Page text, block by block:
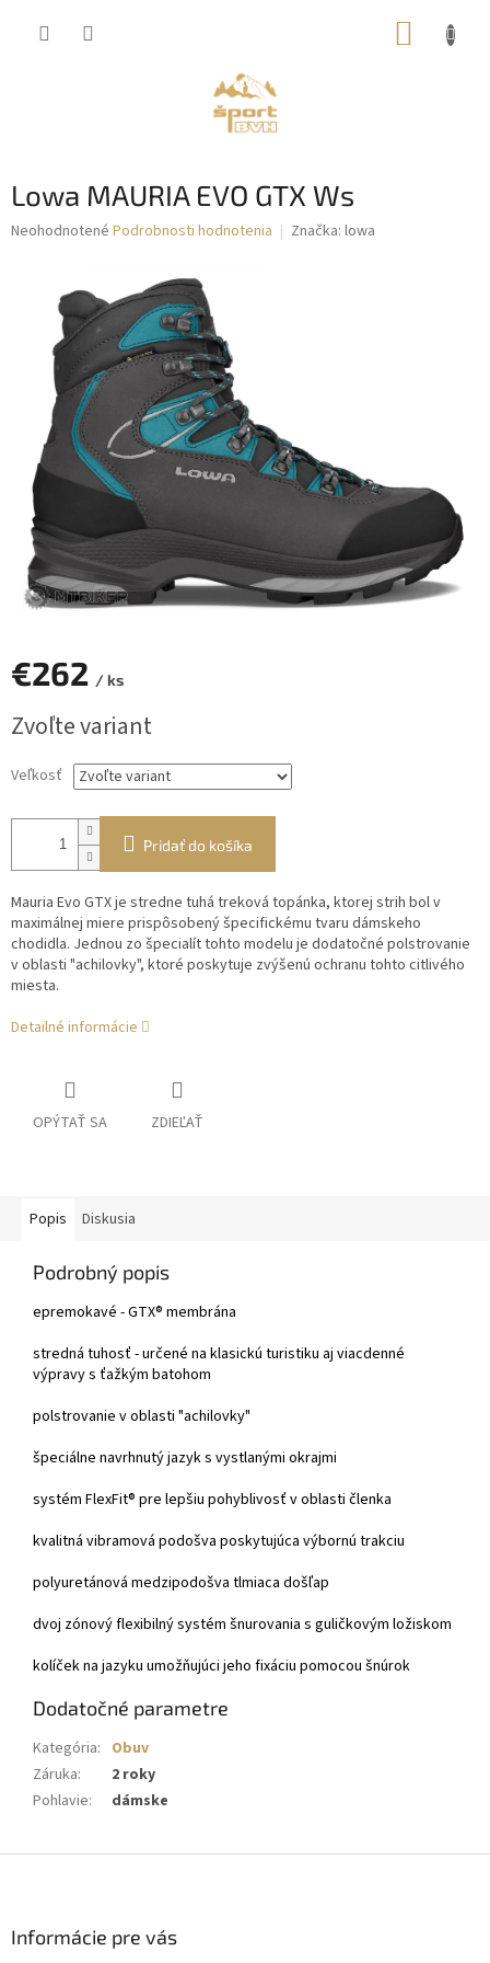
Lowa MAURIA EVO GTX Ws
Priemerné
hviezdičiek.
Neohodnotené Podrobnosti hodnotenia Značka: lowa
€262 / ks
cena:
Zvoľte variant
Veľkosť
Pridať do košíka
Mauria Evo GTX je stredne tuhá treková topánka, ktorej strih bol v
maximálnej miere prispôsobený špecifickému tvaru dámskeho
chodidla. Jednou zo špecialít tohto modelu je dodatočné polstrovanie
v oblasti "achilovky", ktoré poskytuje zvýšenú ochranu tohto citlivého
miesta.
Detailné informácie
OPÝTAŤ SA ZDIEĽAŤ
Popis Diskusia
Podrobný popis
epremokavé - GTX® membrána
stredná tuhosť - určené na klasickú turistiku aj viacdenné
výpravy s ťažkým batohom
polstrovanie v oblasti "achilovky"
špeciálne navrhnutý jazyk s vystlanými okrajmi
systém FlexFit® pre lepšiu pohyblivosť v oblasti členka
kvalitná vibramová podošva poskytujúca výbornú trakciu
polyuretánová medzipodošva tlmiaca došľap
dvoj zónový flexibilný systém šnurovania s guličkovým ložiskom
kolíček na jazyku umožňujúci jeho fixáciu pomocou šnúrok
Dodatočné parametre
Kategória: Obuv
Záruka:
2 roky
Pohlavie: dámske
Informácie pre vás